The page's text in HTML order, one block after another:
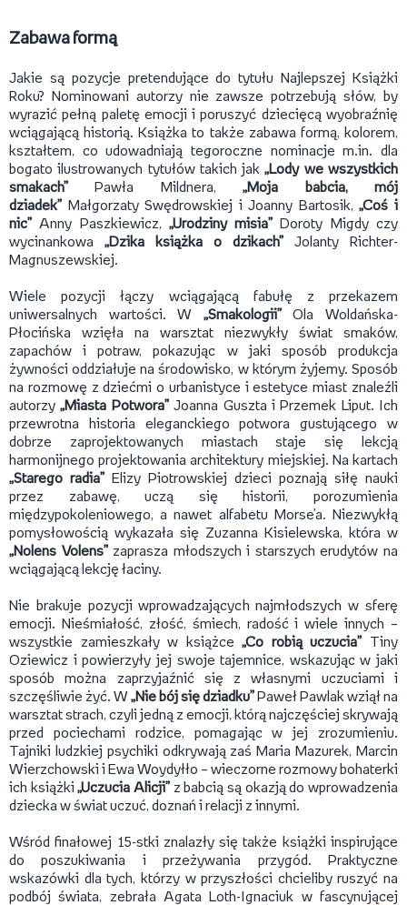
Zabawa formą
Jakie są pozycje pretendujące do tytułu Najlepszej Książki
Roku? Nominowani autorzy nie zawsze potrzebują słów, by
wyrazić pełną paletę emocji i poruszyć dziecięcą wyobraźnię
wciągającą historią. Książka to także zabawa formą, kolorem,
kształtem, co udowadniają tegoroczne nominacje m.in. dla
bogato ilustrowanych tytułów takich jak„Lody we wszystkich
smakach” Pawła Mildnera,„Moja babcia, mój
dziadek” Małgorzaty Swędrowskiej i Joanny Bartosik,„Coś i
nic” Anny Paszkiewicz, „Urodziny misia” Doroty Migdy czy
wycinankowa „Dzika książka o dzikach” Jolanty Richter-
Magnuszewskiej.
Wiele pozycji łączy wciągającą fabułę z przekazem
uniwersalnych wartości. W „Smakologii”Ola Woldańska-
Płocińska wzięła na warsztat niezwykły świat smaków,
zapachów i potraw, pokazując w jaki sposób produkcja
żywności oddziałuje na środowisko, w którym żyjemy. Sposób
na rozmowę z dziećmi o urbanistyce i estetyce miast znaleźli
autorzy„Miasta Potwora”Joanna Guszta i Przemek Liput. Ich
przewrotna historia eleganckiego potwora gustującego w
dobrze zaprojektowanych miastach staje się lekcją
harmonijnego projektowania architektury miejskiej. Na kartach
„Starego radia” Elizy Piotrowskiej dzieci poznają siłę nauki
przez zabawę, uczą się historii, porozumienia
międzypokoleniowego, a nawet alfabetu Morse’a. Niezwykłą
pomysłowością wykazała się Zuzanna Kisielewska, która w
„Nolens Volens”zaprasza młodszych i starszych erudytów na
wciągającą lekcję łaciny.
Nie brakuje pozycji wprowadzających najmłodszych w sferę
emocji. Nieśmiałość, złość, śmiech, radość i wiele innych –
wszystkie zamieszkały w książce„Co robią uczucia” Tiny
Oziewicz i powierzyły jej swoje tajemnice, wskazując w jaki
sposób można zaprzyjaźnić się z własnymi uczuciami i
szczęśliwie żyć. W „Nie bój się dziadku” Paweł Pawlak wziął na
warsztat strach, czyli jedną z emocji, którą najczęściej skrywają
przed pociechami rodzice, pomagając w jej zrozumieniu.
Tajniki ludzkiej psychiki odkrywają zaś Maria Mazurek, Marcin
Wierzchowski i Ewa Woydyłło – wieczorne rozmowy bohaterki
ich książki„Uczucia Alicji” z babcią są okazją do wprowadzenia
dziecka w świat uczuć, doznań i relacji z innymi.
Wśród finałowej 15-stki znalazły się także książki inspirujące
do poszukiwania i przeżywania przygód. Praktyczne
wskazówki dla tych, którzy w przyszłości chcieliby ruszyć na
podbój świata, zebrała Agata Loth-Ignaciuk w fascynującej